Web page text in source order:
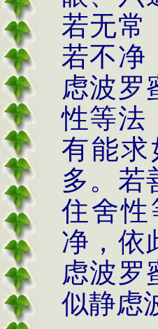
若无常
若不净
虑波罗
性等法
有能求
多。若
住舍性
净，依
虑波罗
似静虑